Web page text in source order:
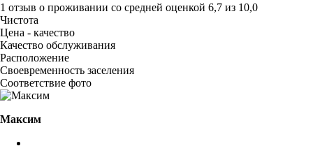
1 отзыв о проживании со средней оценкой 6,7 из 10,0
Чистота
Цена - качество
Качество обслуживания
Расположение
Своевременность заселения
Соответствие фото
Максим